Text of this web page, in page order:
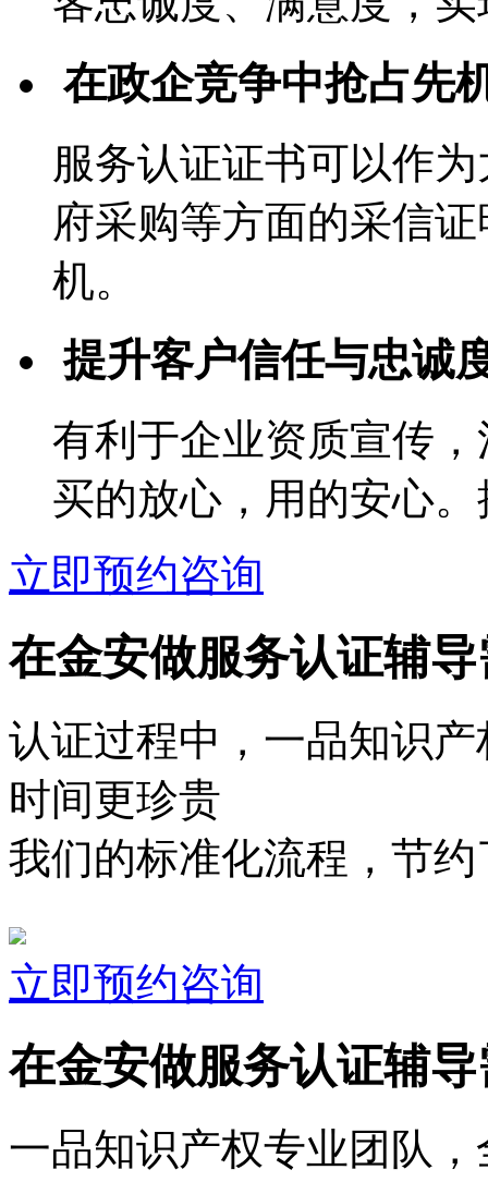
在政企竞争中抢占先
服务认证证书可以作
府采购等方面的采信
机。
提升客户信任与忠诚
有利于企业资质宣传
买的放心，用的安心
立即预约咨询
在金安做服务认证辅
认证过程中，一品知识
时间更珍贵
我们的标准化流程，节
立即预约咨询
在金安做服务认证辅
一品知识产权专业团队